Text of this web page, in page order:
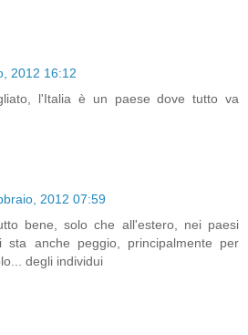
2012 16:12
l'Italia è un paese dove tutto va
2012 07:59
bene, solo che all'estero, nei paesi
sta anche peggio, principalmente per
degli individui